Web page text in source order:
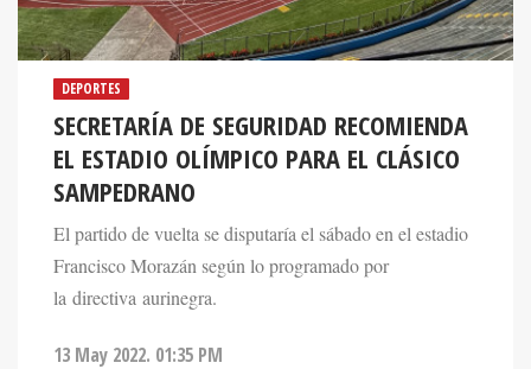
DEPORTES
SECRETARÍA DE SEGURIDAD RECOMIENDA
EL ESTADIO OLÍMPICO PARA EL CLÁSICO
SAMPEDRANO
El partido de vuelta se disputaría el sábado en el estadio
Francisco Morazán según lo programado por
la directiva aurinegra.
13 May 2022. 01:35 PM